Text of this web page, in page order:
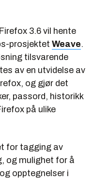
3.6 vil hente
prosjektet Weave.
tilsvarende
av en utvidelse av
og gjør det
passord, historikk
på ulike
for tagging av
og mulighet for å
opptegnelser i